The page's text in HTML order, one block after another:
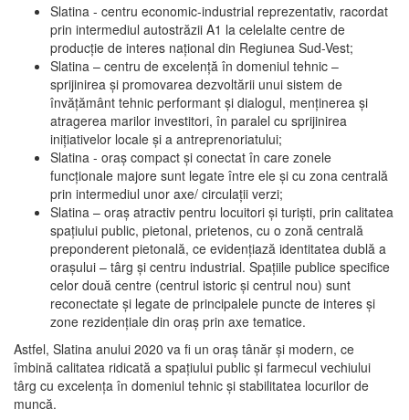
Slatina - centru economic-industrial reprezentativ, racordat
prin intermediul autostrăzii A1 la celelalte centre de
producţie de interes naţional din Regiunea Sud-Vest;
Slatina – centru de excelenţă în domeniul tehnic –
sprijinirea şi promovarea dezvoltării unui sistem de
învăţământ tehnic performant şi dialogul, menţinerea şi
atragerea marilor investitori, în paralel cu sprijinirea
iniţiativelor locale şi a antreprenoriatului;
Slatina - oraş compact şi conectat în care zonele
funcţionale majore sunt legate între ele şi cu zona centrală
prin intermediul unor axe/ circulații verzi;
Slatina – oraş atractiv pentru locuitori şi turişti, prin calitatea
spaţiului public, pietonal, prietenos, cu o zonă centrală
preponderent pietonală, ce evidenţiază identitatea dublă a
oraşului – târg şi centru industrial. Spaţiile publice specifice
celor două centre (centrul istoric şi centrul nou) sunt
reconectate şi legate de principalele puncte de interes şi
zone rezidenţiale din oraş prin axe tematice.
Astfel, Slatina anului 2020 va fi un oraş tânăr şi modern, ce
îmbină calitatea ridicată a spaţiului public şi farmecul vechiului
târg cu excelenţa în domeniul tehnic şi stabilitatea locurilor de
muncă.